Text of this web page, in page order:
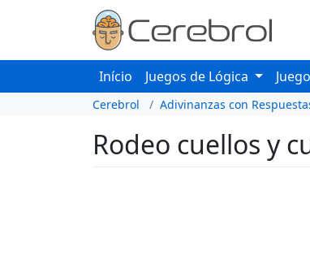
Início Juegos de Lógica
Cerebrol Adivinanzas con
Rodeo cuellos y